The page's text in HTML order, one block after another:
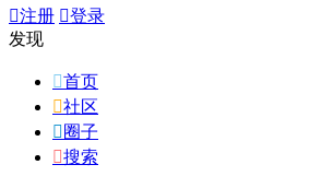
注册 登录
发现
首页
社区
 圈子
搜索